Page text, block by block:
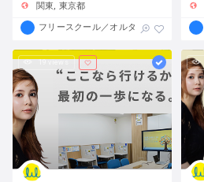
関東
東京都
フリースクール／オルタナティブスクール